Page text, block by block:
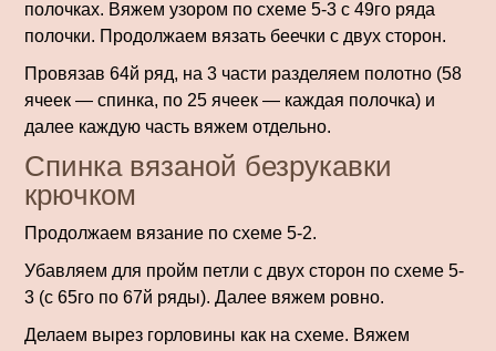
полочках. Вяжем узором по схеме 5-3 с 49го ряда
полочки. Продолжаем вязать бееч­ки с двух сторон.
Провязав 64й ряд, на 3 части разделяем полотно (58
ячеек — спинка, по 25 ячеек — каждая полочка) и
далее каждую часть вяжем отдельно.
Спинка вязаной безрукавки
крючком
Продолжаем вязание по схеме 5-2.
Убавляем для пройм петли с двух сторон по схеме 5-
3 (с 65го по 67й ряды). Далее вяжем ровно.
Де­лаем вырез горловины как на схеме. Вяжем